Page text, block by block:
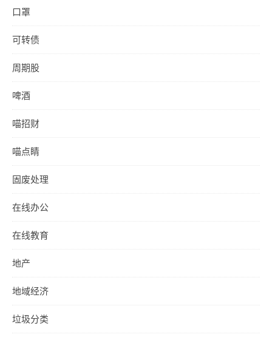
口罩
可转债
周期股
啤酒
喵招财
喵点睛
固废处理
在线办公
在线教育
地产
地域经济
垃圾分类